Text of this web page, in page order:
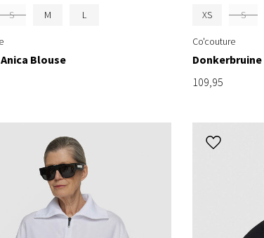
S M L
Blouse
XS S
Co'couture
109,95